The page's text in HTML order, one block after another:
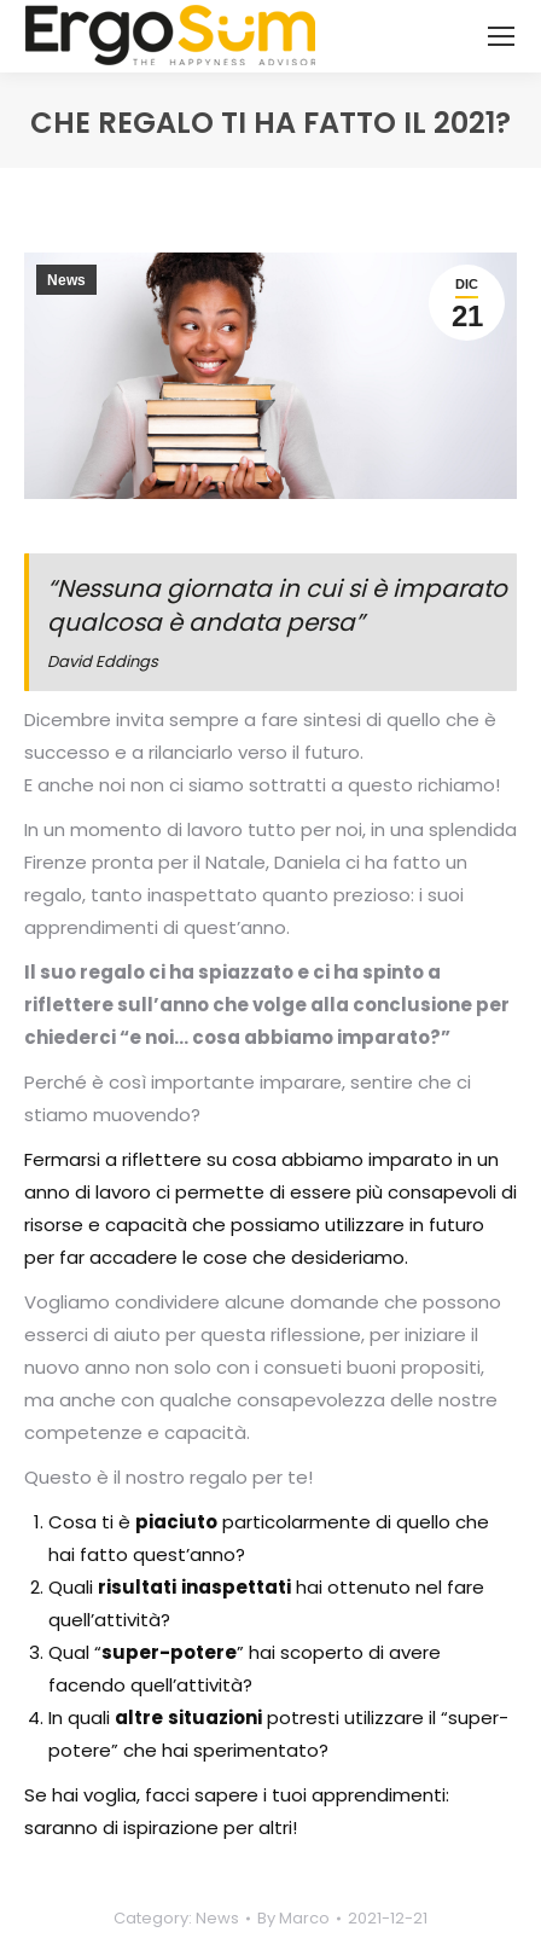
CHE REGALO TI HA FATTO IL 2021?
DIC
21
News
“Nessuna giornata in cui si è imparato
qualcosa è andata persa”
David Eddings
Dicembre invita sempre a fare sintesi di quello che è
successo e a rilanciarlo verso il futuro.
E anche noi non ci siamo sottratti a questo richiamo!
In un momento di lavoro tutto per noi, in una splendida
Firenze pronta per il Natale, Daniela ci ha fatto un
regalo, tanto inaspettato quanto prezioso: i suoi
apprendimenti di quest’anno.
Il suo regalo ci ha spiazzato e ci ha spinto a
riflettere sull’anno che volge alla conclusione per
chiederci “e noi… cosa abbiamo imparato?”
Perché è così importante imparare, sentire che ci
stiamo muovendo?
Fermarsi a riflettere su cosa abbiamo imparato in un
anno di lavoro ci permette di essere più consapevoli di
risorse e capacità che possiamo utilizzare in futuro
per far accadere le cose che desideriamo.
Vogliamo condividere alcune domande che possono
esserci di aiuto per questa riflessione, per iniziare il
nuovo anno non solo con i consueti buoni propositi,
ma anche con qualche consapevolezza delle nostre
competenze e capacità.
Questo è il nostro regalo per te!
Cosa ti è piaciutoparticolarmente di quello che
hai fatto quest’anno?
Quali risultati inaspettatihai ottenuto nel fare
quell’attività?
Qual “super-potere” hai scoperto di avere
facendo quell’attività?
In quali altresituazionipotresti utilizzare il “super-
potere” che hai sperimentato?
Se hai voglia, facci sapere i tuoi apprendimenti:
saranno di ispirazione per altri!
Category: News By Marco 2021-12-21